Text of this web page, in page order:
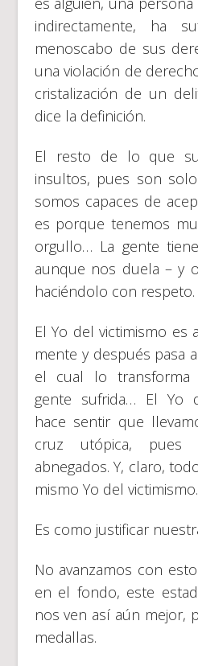
indirectamente, ha
menoscabo de sus
una violación de
cristalización de un
dice la definición.
El resto de lo que
insultos, pues son
somos capaces de
es porque tenemos
orgullo… La gente
aunque nos duela – y
haciéndolo con respeto.
El Yo del victimismo es
mente y después pasa
el cual lo transforma
gente sufrida… El Yo
hace sentir que
cruz utópica, pues
abnegados. Y, claro,
mismo Yo del victimismo.
Es como justificar
No avanzamos con
en el fondo, este
nos ven así aún mejor,
medallas.